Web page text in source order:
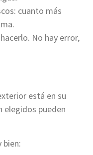
cuanto más
No hay error,
está en su
elegidos pueden
bien: